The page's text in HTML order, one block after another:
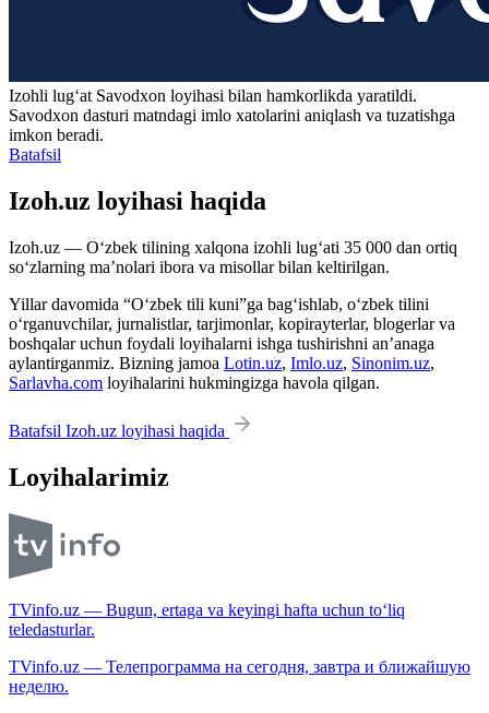
Izohli lugʻat Savodxon loyihasi bilan hamkorlikda yaratildi.
Savodxon dasturi matndagi imlo xatolarini aniqlash va tuzatishga
imkon beradi.
Batafsil
Izoh.uz loyihasi haqida
Izoh.uz — O‘zbek tilining xalqona izohli lug‘ati 35 000 dan ortiq
so‘zlarning ma’nolari ibora va misollar bilan keltirilgan.
Yillar davomida “O‘zbek tili kuni”ga bag‘ishlab, o‘zbek tilini
o‘rganuvchilar, jurnalistlar, tarjimonlar, kopirayterlar, blogerlar va
boshqalar uchun foydali loyihalarni ishga tushirishni an’anaga
aylantirganmiz. Bizning jamoa Lotin.uz, Imlo.uz, Sinonim.uz,
Sarlavha.com loyihalarini hukmingizga havola qilgan.
Batafsil Izoh.uz loyihasi haqida
Loyihalarimiz
TVinfo.uz — Bugun, ertaga va keyingi hafta uchun to‘liq
teledasturlar.
TVinfo.uz — Телепрограмма на сегодня, завтра и ближайшую
неделю.